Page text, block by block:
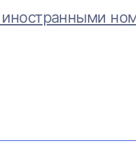
иностранными